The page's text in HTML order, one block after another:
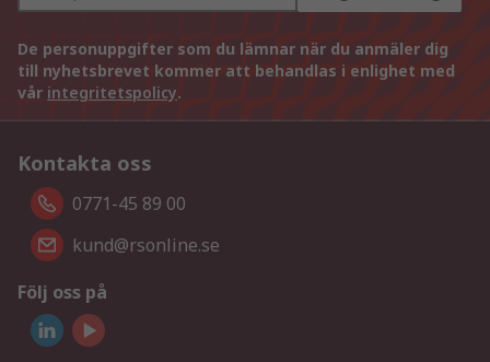
De personuppgifter som du lämnar när du anmäler dig
till nyhetsbrevet kommer att behandlas i enlighet med
vår integritetspolicy.
Kontakta oss
0771-45 89 00
kund@rsonline.se
Följ oss på